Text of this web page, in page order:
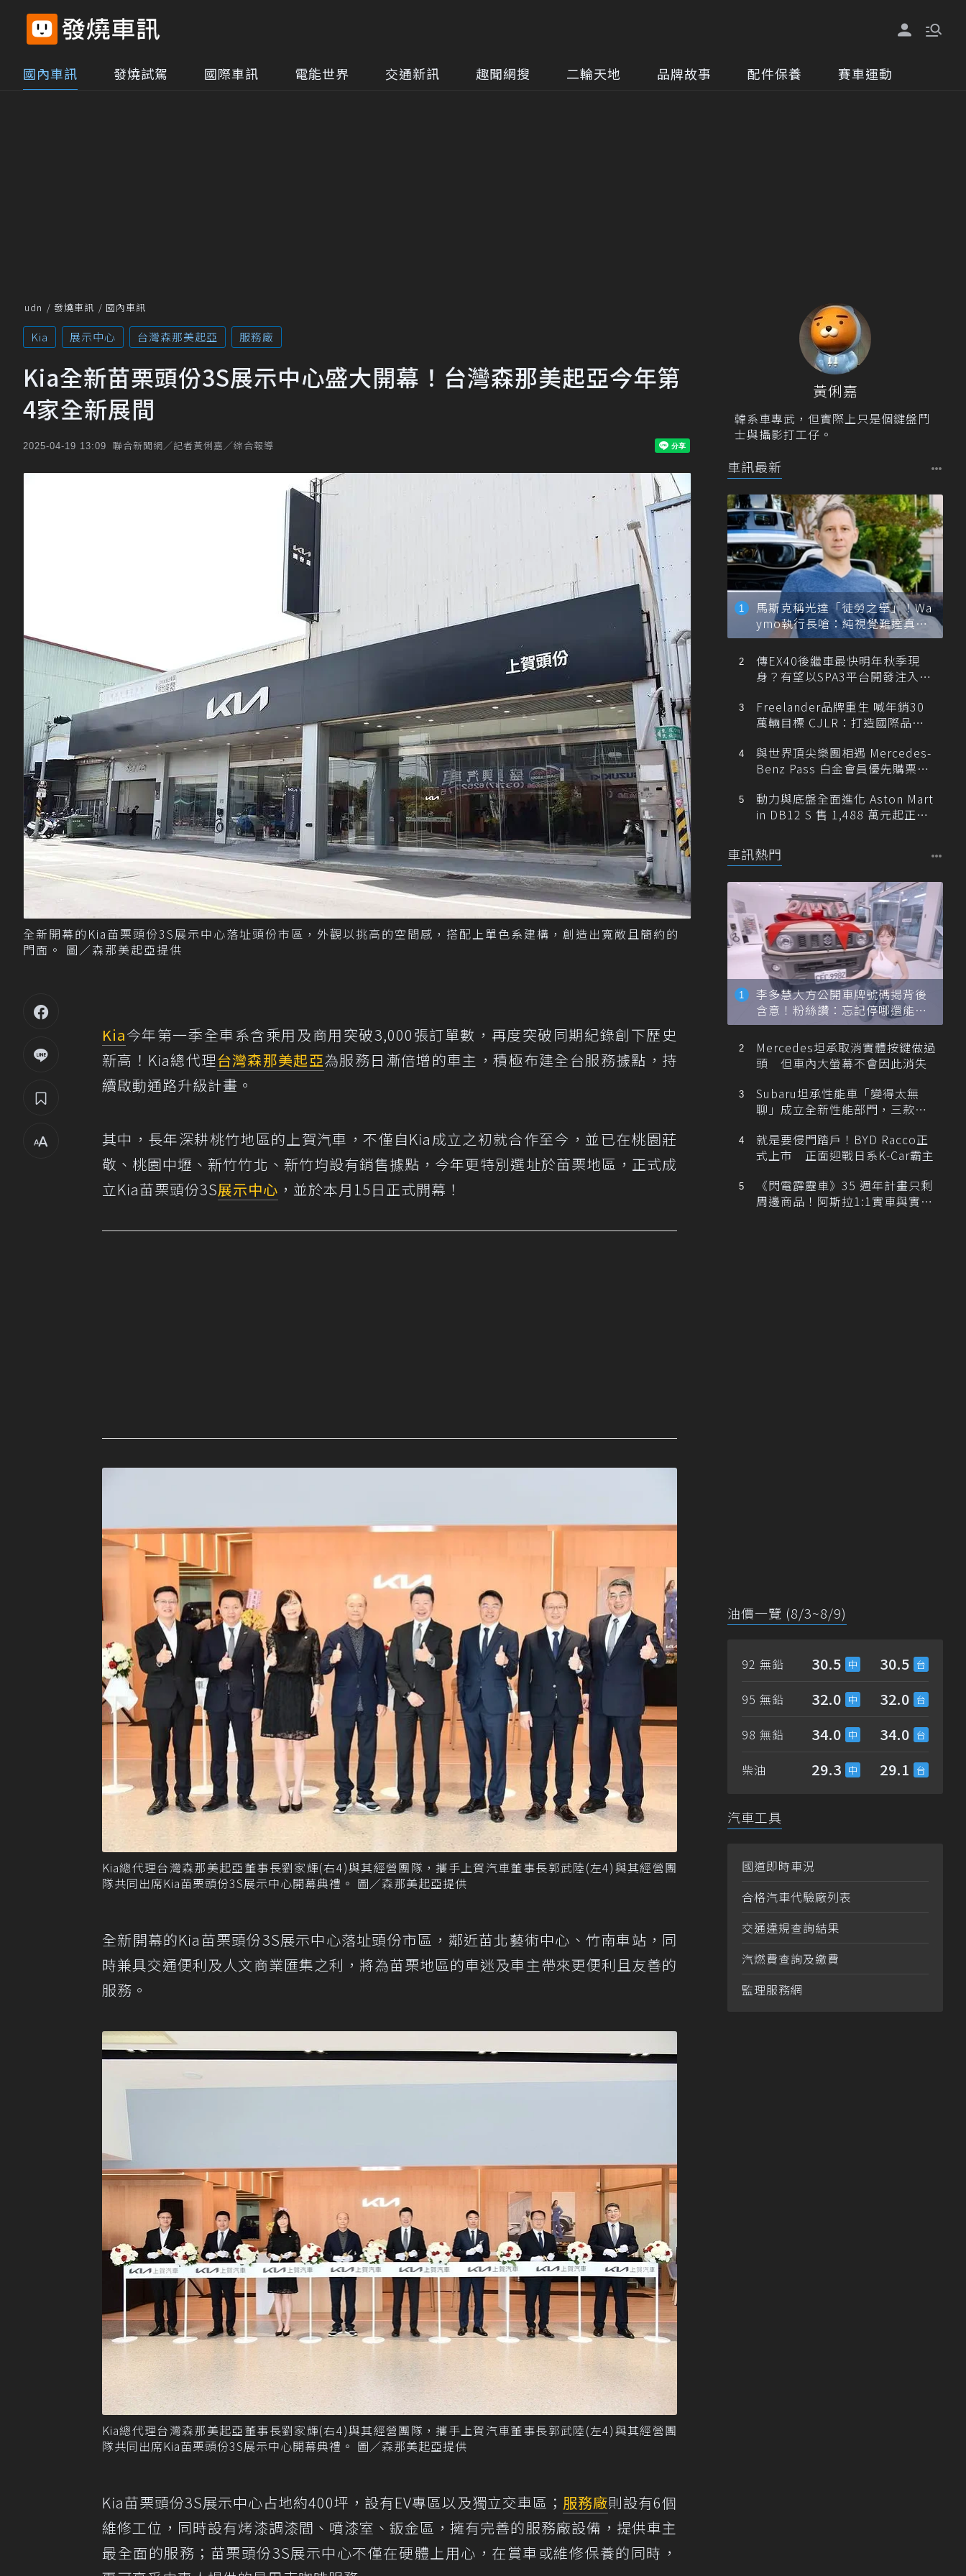
國內車訊 發燒試駕 國際車訊 電能世界 交通新訊 趣聞網搜 二輪天地 品牌故事 配件保養 賽車運動
udn 發燒車訊 國內車訊
Kia 展示中心 台灣森那美起亞 服務廠
Kia全新苗栗頭份3S展示中心盛大開幕！台灣森那美起亞今年第
4家全新展間
2025-04-19 13:09 聯合新聞網／記者黃俐嘉／綜合報導
全新開幕的Kia苗栗頭份3S展示中心落址頭份市區，外觀以挑高的空間感，搭配上單色系建構，創造出寬敞且簡約的
門面。 圖／森那美起亞提供
Kia今年第一季全車系含乘用及商用突破3,000張訂單數，再度突破同期紀錄創下歷史
新高！Kia總代理台灣森那美起亞為服務日漸倍增的車主，積極布建全台服務據點，持
續啟動通路升級計畫。
其中，長年深耕桃竹地區的上賀汽車，不僅自Kia成立之初就合作至今，並已在桃園莊
敬、桃園中壢、新竹竹北、新竹均設有銷售據點，今年更特別選址於苗栗地區，正式成
立Kia苗栗頭份3S展示中心 ，並於本月15日正式開幕！
Kia總代理台灣森那美起亞董事長劉家輝(右4)與其經營團隊，攜手上賀汽車董事長郭武陸(左4)與其經營團
隊共同出席Kia苗栗頭份3S展示中心開幕典禮。 圖／森那美起亞提供
全新開幕的Kia苗栗頭份3S展示中心落址頭份市區，鄰近苗北藝術中心、竹南車站，同
時兼具交通便利及人文商業匯集之利，將為苗栗地區的車迷及車主帶來更便利且友善的
服務。
Kia總代理台灣森那美起亞董事長劉家輝(右4)與其經營團隊，攜手上賀汽車董事長郭武陸(左4)與其經營團
隊共同出席Kia苗栗頭份3S展示中心開幕典禮。 圖／森那美起亞提供
Kia苗栗頭份3S展示中心占地約400坪，設有EV專區以及獨立交車區； 服務廠則設有6個
維修工位，同時設有烤漆調漆間、噴漆室、鈑金區，擁有完善的服務廠設備，提供車主
最全面的服務；苗栗頭份3S展示中心不僅在硬體上用心，在賞車或維修保養的同時，
黃俐嘉
韓系車專武，但實際上只是個鍵盤鬥
士與攝影打工仔。
車訊最新
馬斯克稱光達「徒勞之舉」！Wa
ymo執行長嗆：純視覺難達真正
自動駕駛
傳EX40後繼車最快明年秋季現
身？有望以SPA3平台開發注入80
Freelander品牌重生 喊年銷30
萬輛目標 CJLR：打造國際品牌
與世界頂尖樂團相遇 Mercedes-
Benz Pass 白金會員優先購票維
動力與底盤全面進化 Aston Mart
in DB12 S 售 1,488 萬元起正式
車訊熱門
李多慧大方公開車牌號碼揭背後
含意！粉絲讚：忘記停哪還能幫
忙找車
Mercedes坦承取消實體按鍵做過
頭 但車內大螢幕不會因此消失
Subaru坦承性能車「變得太無
聊」成立全新性能部門，三款手
就是要侵門踏戶！BYD Racco正
式上市 正面迎戰日系K-Car霸主
《閃電霹靂車》35 週年計畫只剩
周邊商品！阿斯拉1:1實車與實體
油價一覽 (8/3~8/9)
92 無鉛 30.5 30.5
95 無鉛 32.0 32.0
98 無鉛 34.0 34.0
柴油 29.3 29.1
汽車工具
國道即時車況
合格汽車代驗廠列表
交通違規查詢結果
汽燃費查詢及繳費
監理服務網